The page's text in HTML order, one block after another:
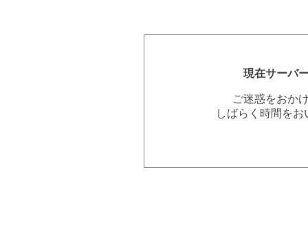
現在サーバ
ご迷惑をおか
しばらく時間を